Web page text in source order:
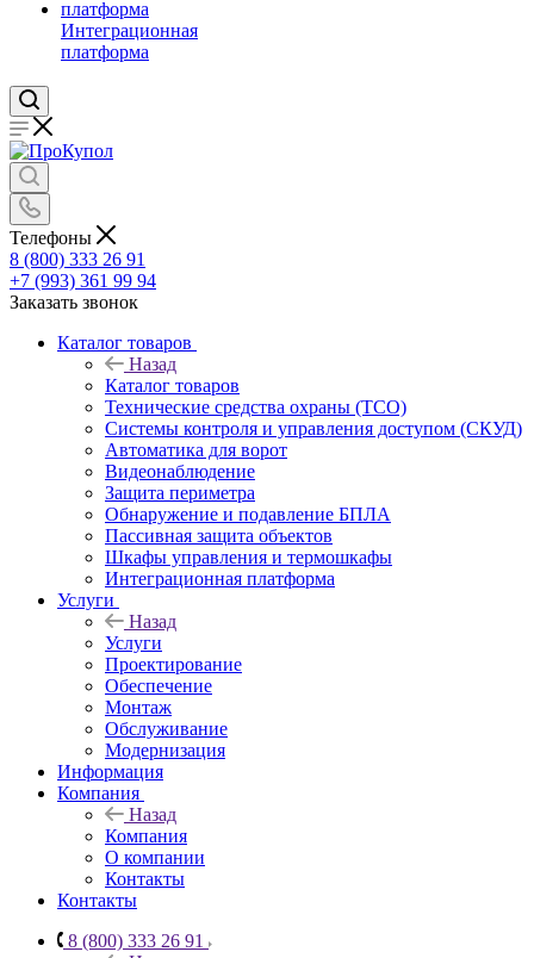
Интеграционная
платформа
Телефоны
8 (800) 333 26 91
+7 (993) 361 99 94
Заказать звонок
Каталог товаров
Назад
Каталог товаров
Технические средства охраны (ТСО)
Системы контроля и управления доступом (СКУД)
Автоматика для ворот
Видеонаблюдение
Защита периметра
Обнаружение и подавление БПЛА
Пассивная защита объектов
Шкафы управления и термошкафы
Интеграционная платформа
Услуги
Назад
Услуги
Проектирование
Обеспечение
Монтаж
Обслуживание
Модернизация
Информация
Компания
Назад
Компания
О компании
Контакты
Контакты
8 (800) 333 26 91